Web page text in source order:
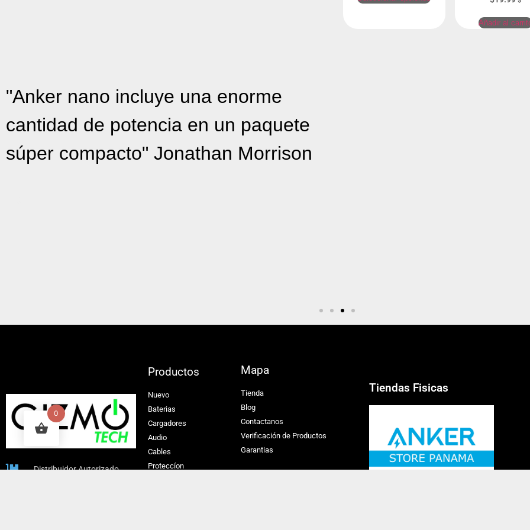
Añadir al
"Anker nano incluye una enorme
cantidad de potencia en un paquete
súper compacto" Jonathan Morrison
Distribuidor Autorizado
Productos
Nuevo
Baterias
Cargadores
Audio
Cables
Proteccíon
Mapa
Tienda
Blog
Contactanos
Verificación de Productos
Garantias
Tiendas Fisicas
0